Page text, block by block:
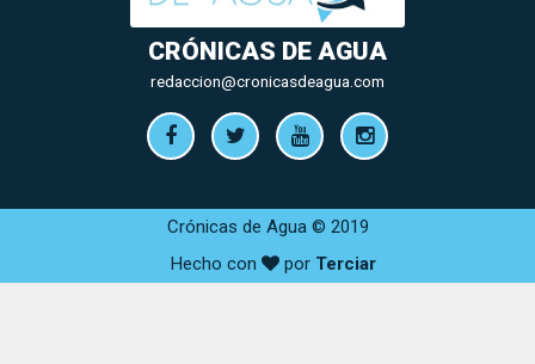
CRÓNICAS DE AGUA
redaccion@cronicasdeagua.com
Crónicas de Agua © 2019
Hecho con
por Terciar